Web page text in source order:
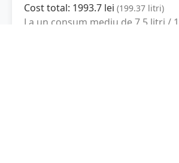
Cost total: 1993.7 lei (199.37 litri)
La un consum mediu de7.5 litri /